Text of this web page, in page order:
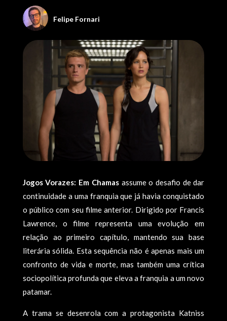
Felipe Fornari
Jogos Vorazes: Em Chamasassume o desafio de dar
continuidade a uma franquia que já havia conquistado
o público com seu filme anterior. Dirigido por Francis
Lawrence, o filme representa uma evolução em
relação ao primeiro capítulo, mantendo sua base
literária sólida. Esta sequência não é apenas mais um
confronto de vida e morte, mas também uma crítica
sociopolítica profunda que eleva a franquia a um novo
patamar.
A trama se desenrola com a protagonista Katniss